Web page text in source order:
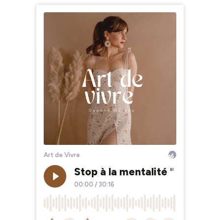
Art de Vivre
Stop à la mentalité " tout ou
00:00 / 30:16